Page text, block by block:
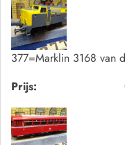
377=Marklin 3168 van
Prijs: